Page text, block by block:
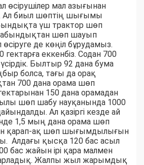
өсірушілер мал азығынан
Ал биыл шөптің шығымы
үш трактор шөп
шөп шауып
де көңіл бұрудамыз.
гектарға еккенбіз. Содан 700
Былтыр 92 дана бума
болса, тағы да орақ
700 дана орама шөп
150 дана орамадан
шөп шабу науқанында 1000
Ал қазіргі кезде ай
1,5 мың дана орама шөп
қарап-ақ шөп шығымдылығын
Алдағы қысқа 120 бас асыл
бас жайын ірі қара малмен
Жалпы жыл жарымдық